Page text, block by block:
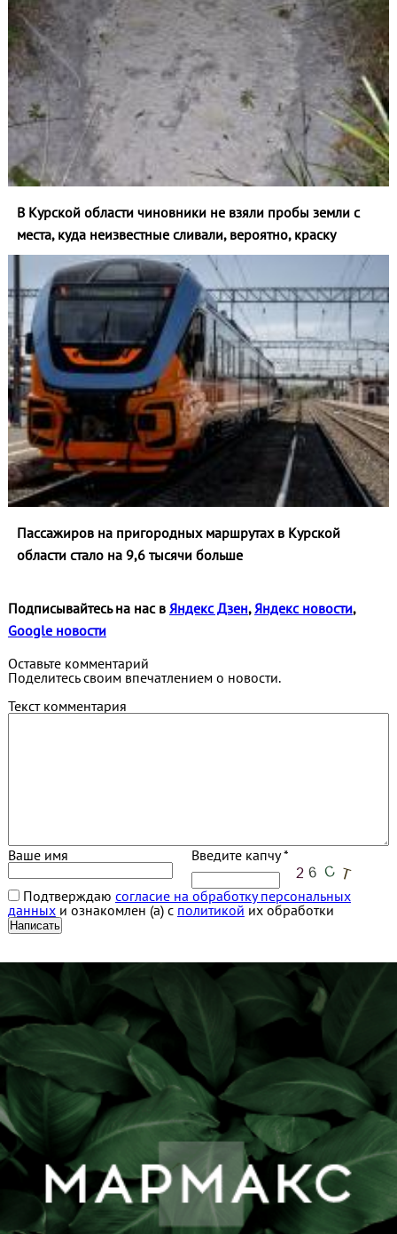
В Курской области чиновники не взяли пробы земли с
места, куда неизвестные сливали, вероятно, краску
Пассажиров на пригородных маршрутах в Курской
области стало на 9,6 тысячи больше
Подписывайтесь на нас в Яндекс Дзен,Яндекс новости,
Google новости
Оставьте комментарий
Поделитесь своим впечатлением о новости.
Текст комментария
Ваше имя Введите капчу *
Подтверждаю согласие на обработку персональных
данныхи ознакомлен (а) с политикой их обработки